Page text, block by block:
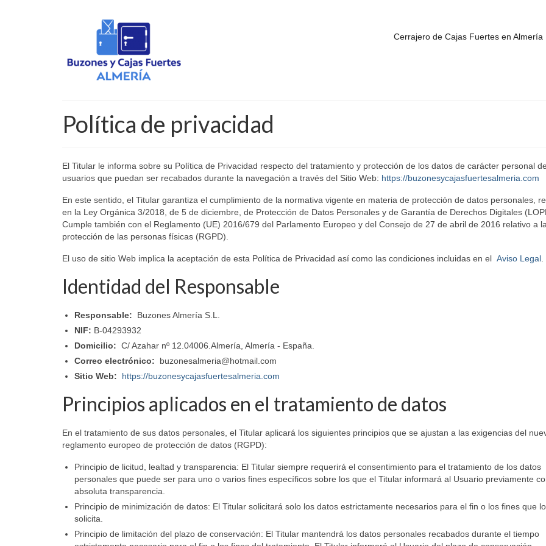
Cerrajero de Cajas Fuertes en Almería
Política de privacidad
El Titular le informa sobre su Política de Privacidad respecto del tratamiento y protección de los datos de carácter personal
usuarios que puedan ser recabados durante la navegación a través del Sitio Web: https://buzonesycajasfuertesalmeria.com
En este sentido, el Titular garantiza el cumplimiento de la normativa vigente en materia de protección de datos personales,
en la Ley Orgánica 3/2018, de 5 de diciembre, de Protección de Datos Personales y de Garantía de Derechos Digitales
Cumple también con el Reglamento (UE) 2016/679 del Parlamento Europeo y del Consejo de 27 de abril de 2016 relativo a la
protección de las personas físicas (RGPD).
El uso de sitio Web implica la aceptación de esta Política de Privacidad así como las condiciones incluidas en el Aviso Legal
Identidad del Responsable
Responsable: Buzones Almería S.L.
NIF: B-04293932
Domicilio: C/ Azahar nº 12.04006.Almería, Almería - España.
Correo electrónico: buzonesalmeria@hotmail.com
Sitio Web:
https://buzonesycajasfuertesalmeria.com
Principios aplicados en el tratamiento de datos
En el tratamiento de sus datos personales, el Titular aplicará los siguientes principios que se ajustan a las exigencias del
reglamento europeo de protección de datos (RGPD):
Principio de licitud, lealtad y transparencia: El Titular siempre requerirá el consentimiento para el tratamiento de los datos
personales que puede ser para uno o varios fines específicos sobre los que el Titular informará al Usuario previamente
absoluta transparencia.
Principio de minimización de datos: El Titular solicitará solo los datos estrictamente necesarios para el fin o los fines que
solicita.
Principio de limitación del plazo de conservación: El Titular mantendrá los datos personales recabados durante el tiempo